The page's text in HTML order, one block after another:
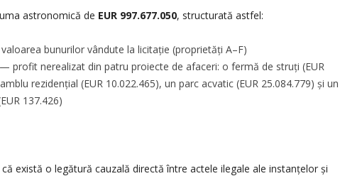
astronomică de EUR 997.677.050, structurată astfel:
bunurilor vândute la licitație (proprietăți A–F)
— profit nerealizat din patru proiecte de afaceri: o fermă de struți (EUR
rezidențial (EUR 10.022.465), un parc acvatic (EUR 25.084.779) și un
137.426)
există o legătură cauzală directă între actele ilegale ale instanțelor și